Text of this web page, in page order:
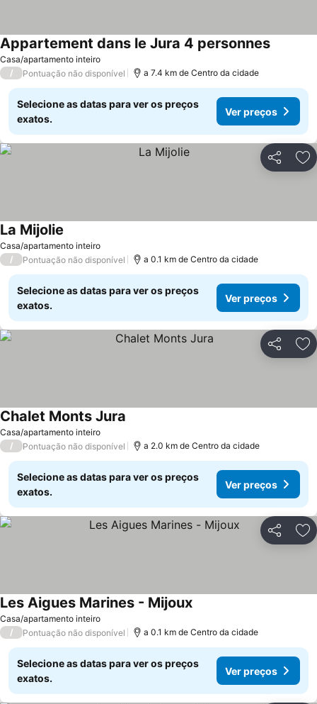
Casa/apartamento inteiro
Appartement dans le Jura 4 personnes
/ Pontuação não disponível a 7.4 km de Centro da cidade
Selecione as datas para ver os preços
exatos.
Ver preços
Partilhar
Casa/apartamento inteiro
La Mijolie
/ Pontuação não disponível a 0.1 km de Centro da cidade
Selecione as datas para ver os preços
exatos.
Ver preços
Partilhar
Casa/apartamento inteiro
Chalet Monts Jura
/ Pontuação não disponível a 2.0 km de Centro da cidade
Selecione as datas para ver os preços
exatos.
Ver preços
Partilhar
Casa/apartamento inteiro
Les Aigues Marines - Mijoux
/ Pontuação não disponível a 0.1 km de Centro da cidade
Selecione as datas para ver os preços
exatos.
Ver preços